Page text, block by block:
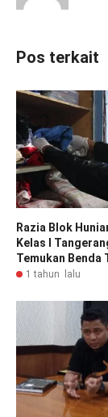
Pos terkait
Razia Blok
Kelas I
Temukan Benda
1 tahun lalu